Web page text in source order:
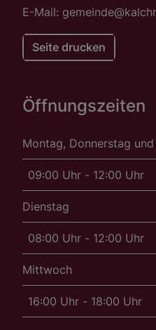
E-Mail:
Seite drucken
Öffnungszeiten
Montag, Donnerstag
09:00 Uhr - 12:00 Uhr
Dienstag
08:00 Uhr - 12:00 Uhr
Mittwoch
16:00 Uhr - 18:00 Uhr